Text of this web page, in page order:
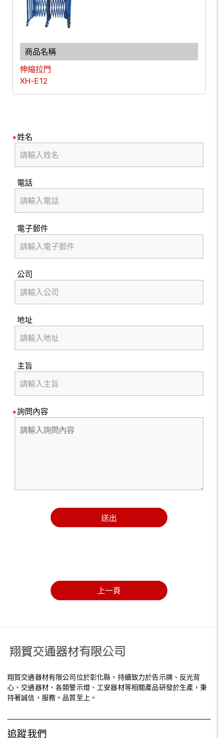
伸縮拉門
XH-E12
姓名
電話
電子郵件
公司
地址
主旨
詢問內容
送出
上一頁
翔賀交通器材有限公司位於彰化縣，持續致力於告示牌、反光背
心、交通器材、各類警示燈、工安器材等相關產品研發於生產，秉
持著誠信，服務，品質至上。
追蹤我們